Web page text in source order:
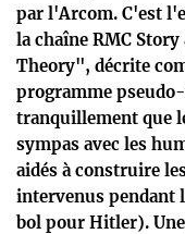
par l'Arcom. C'est
la chaîne RMC
Theory", décrite
programme
tranquillement que
sympas avec les
aidés à construire
intervenus pendant
bol pour Hitler).